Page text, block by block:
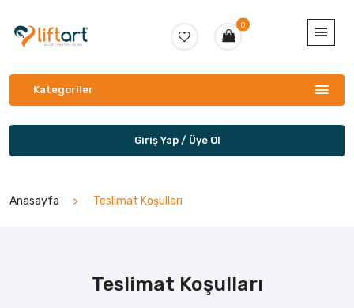
0
Kategoriler
Giriş Yap / Üye Ol
Anasayfa Teslimat Koşulları
Teslimat Koşulları